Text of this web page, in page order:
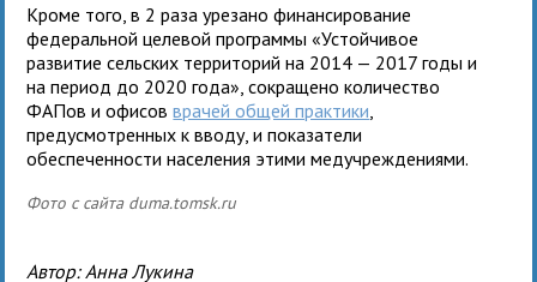
Кроме того, в 2 раза урезано финансирование
федеральной целевой программы «Устойчивое
развитие сельских территорий на 2014 — 2017 годы и
на период до 2020 года», сокращено количество
ФАПов и офисовврачей общей практики
предусмотренных к вводу, и показатели
обеспеченности населения этими медучреждениями.
Фото с сайта duma.tomsk.ru
Автор: Анна Лукина